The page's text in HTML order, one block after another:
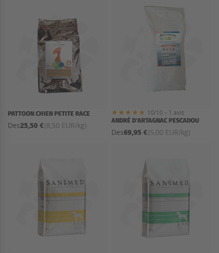
PATTOON CHIEN PETITE RACE
Des25,50 €(8,50 EUR/kg)
10/10 – 1 avis
ANDRÉ D'ARTAGNAC PESCADOU
Des69,95 €(5,00 EUR/kg)